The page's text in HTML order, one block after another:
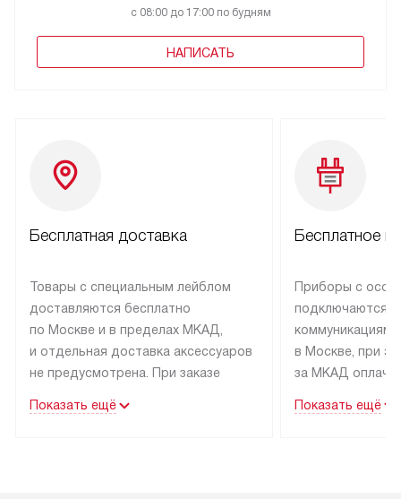
с 08:00 до 17:00 по будням
НАПИСАТЬ
Бесплатная доставка
Товары с специальным лейблом
доставляются бесплатно
по Москве и в пределах МКАД,
и отдельная доставка аксессуаров
не предусмотрена. При заказе
рекомендуем обсудить
Показать ещё
Бесплатное
Приборы с
подключаются к
коммуникациям
в Москве, при
за МКАД
партнера
Показать ещё